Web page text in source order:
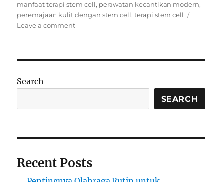
on
manfaat terapi stem cell, perawatan kecantikan modern,
peremajaan kulit dengan stem cell,terapi stem cell
Leave a commenton
Cell
Klinik
Search
SEARCH
Recent Posts